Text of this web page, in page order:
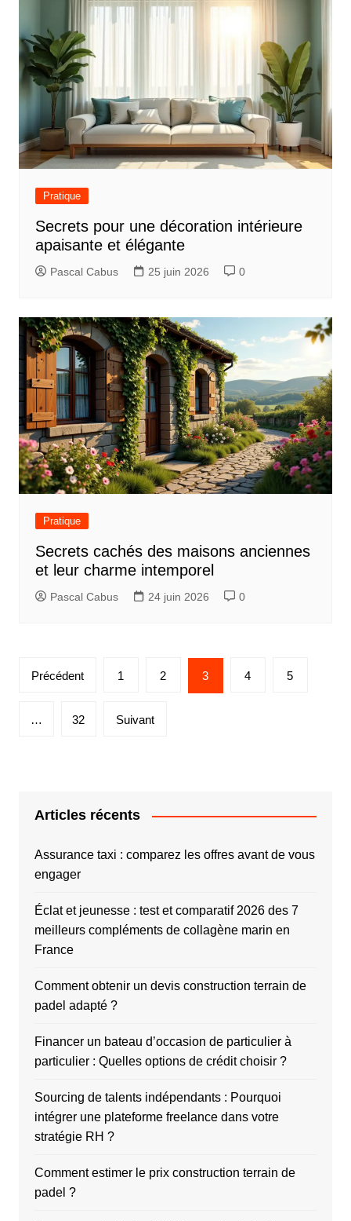
Pratique
Secrets pour une décoration intérieure
apaisante et élégante
Pascal Cabus 25 juin 2026 0
Pratique
Secrets cachés des maisons anciennes
et leur charme intemporel
Pascal Cabus 24 juin 2026 0
Précédent 1 2 3 4 5
… 32 Suivant
Articles récents
Assurance taxi : comparez les offres avant de vous
engager
Éclat et jeunesse : test et comparatif 2026 des 7
meilleurs compléments de collagène marin en
France
Comment obtenir un devis construction terrain de
padel adapté ?
Financer un bateau d’occasion de particulier à
particulier : Quelles options de crédit choisir ?
Sourcing de talents indépendants : Pourquoi
intégrer une plateforme freelance dans votre
stratégie RH ?
Comment estimer le prix construction terrain de
padel ?